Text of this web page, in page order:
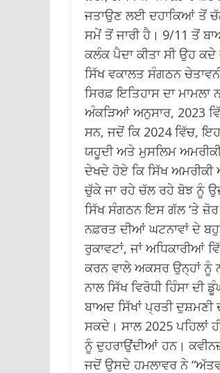
ਜਤਾਉਣ ਲਈ ਦਹਾਕਿਆਂ ਤੋਂ
ਸਮੇਂ ਤੋਂ ਜਾਰੀ ਹੈ। 9/11 ਤੋਂ
ਕਲੰਕ ਪੈਦਾ ਕੀਤਾ ਸੀ ਉਹ
ਸਿੱਖ ਵਕਾਲਤ ਸੰਗਠਨ
ਸਿਰਫ਼ ਇਤਿਹਾਸ ਦਾ
ਅੰਕੜਿਆਂ ਅਨੁਸਾਰ, 2023
ਸਨ, ਜਦੋਂ ਕਿ 2024 ਵਿੱਚ, ਇਹ
ਯਹੂਦੀ ਅਤੇ ਮੁਸਲਿਮ
ਦੇਖਦੇ ਹੋਏ ਕਿ ਸਿੱਖ
ਚੁੱਕੇ ਜਾ ਰਹੇ ਚੱਲ ਰਹੇ ਬੋਝ ਨੂੰ
ਸਿੱਖ ਸੰਗਠਨ ਇਸ ਗੱਲ ‘ਤੇ
ਨਫ਼ਰਤ ਦੀਆਂ ਘਟਨਾਵਾਂ ਦੇ
ਰੁਕਾਵਟਾਂ, ਜਾਂ ਅਧਿਕਾਰੀਆਂ
ਕਰਨ ਵਾਲੇ ਅਕਸਰ ਉਨ੍ਹਾਂ ਨੂੰ
ਨਾਲ ਸਿੱਖ ਵਿਰੋਧੀ ਹਿੰਸਾ
ਬਾਅਦ ਸਿੱਖਾਂ ਪ੍ਰਤੀ ਦੁਸ਼ਮਣੀ
ਸਕਦੇ। ਸਾਲ 2025 ਪਹਿਲਾਂ
ਨੂੰ ਦੁਹਰਾਉਂਦੀਆਂ ਹਨ।
ਜਦੋਂ ਉਸਦੇ ਹਮਲਾਵਰ ਨੇ